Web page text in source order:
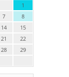
1
7
8
14
15
21
22
28
29